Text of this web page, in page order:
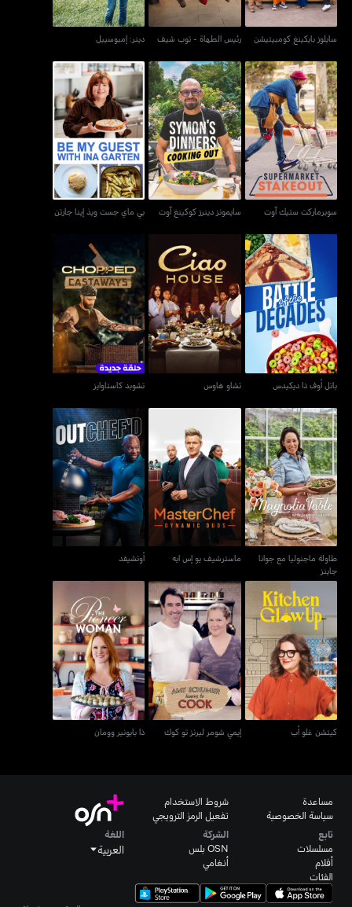
سايلوز بايكينغ كومبيتيشن رئيس الطهاة - توب شيف دينر: إمبوسيبل
سوبرماركت ستيك آوت
سوبرماركت ستيك آوت
سايمونز دينرز كوكينغ آوت
سايمونز دينرز كوكينغ آوت
بي ماي جست ويذ إينا
جارتن
بي ماي جست ويذ إينا جارتن
باتل أوف ذا ديكيدس
باتل أوف ذا ديكيدس
تشاو هاوس
تشاو هاوس
تشوبد كاستاوايز
تشوبد كاستاوايز
طاولة ماجنوليا مع جوانا
جاينز
طاولة ماجنوليا مع جوانا
جاينز
ماسترشيف يو إس ايه
ماسترشيف يو إس ايه
أوتشيفد
أوتشيفد
كيتشن غلو أب
كيتشن غلو أب
إيمي شومر ليرنز تو كوك
إيمي شومر ليرنز تو كوك
ذا بايونير وومان
ذا بايونير وومان
مساعدة
سياسة الخصوصية
شروط الاستخدام
تفعيل الرمز الترويجي
تابع
مسلسلات
أفلام
الفئات
الشركة
OSN بلس
أنغامي
اللغة
العربية